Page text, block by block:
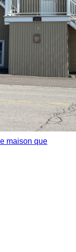
maison que